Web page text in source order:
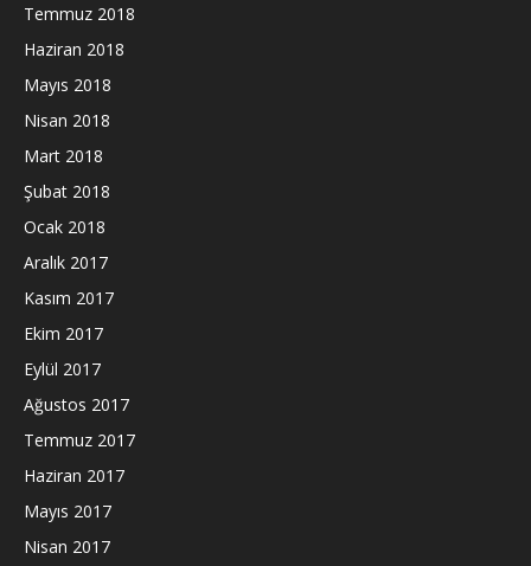
Temmuz 2018
Haziran 2018
Mayıs 2018
Nisan 2018
Mart 2018
Şubat 2018
Ocak 2018
Aralık 2017
Kasım 2017
Ekim 2017
Eylül 2017
Ağustos 2017
Temmuz 2017
Haziran 2017
Mayıs 2017
Nisan 2017